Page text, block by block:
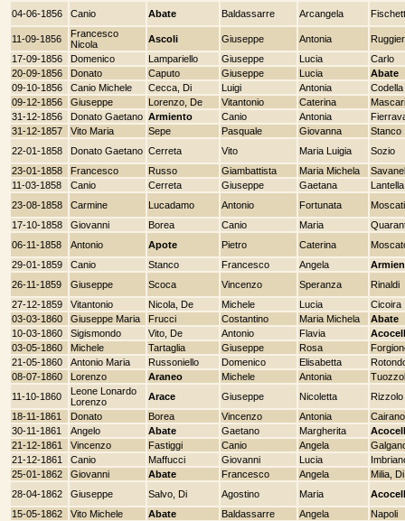
04-06-1856 Canio Abate Baldassarre Arcangela
11-09-1856
Francesco
Nicola
Ascoli Giuseppe Antonia
17-09-1856
Domenico Lampariello Giuseppe Lucia
Carlo
20-09-1856
Donato Caputo Giuseppe Lucia
Abate
09-10-1856
Canio Michele Cecca, Di Luigi Antonia
Codella
09-12-1856
Giuseppe Lorenzo, De Vitantonio Caterina
31-12-1856
Donato Gaetano Armiento Canio Antonia
31-12-1857
Vito Maria Sepe Pasquale Giovanna
Stanco
22-01-1858
Donato Gaetano Cerreta Vito Maria Luigia
Sozio
23-01-1858
Francesco Russo Giambattista Maria Michela
11-03-1858
Canio Cerreta Giuseppe Gaetana
Lantella
23-08-1858
Carmine Lucadamo Antonio Fortunata
17-10-1858
Giovanni Borea Canio Maria
06-11-1858
Antonio Apote Pietro Caterina
29-01-1859
Canio Stanco Francesco Angela
26-11-1859
Giuseppe Scoca Vincenzo Speranza
Rinaldi
27-12-1859
Vitantonio Nicola, De Michele Lucia
Cicoira
03-03-1860
Giuseppe Maria Frucci Costantino Maria Michela
Abate
10-03-1860
Sigismondo Vito, De Antonio Flavia
03-05-1860
Michele Tartaglia Giuseppe Rosa
21-05-1860
Antonio Maria Russoniello Domenico Elisabetta
08-07-1860
Lorenzo Araneo Michele Antonia
11-10-1860
Leone Lonardo
Lorenzo
Arace Giuseppe Nicoletta
Rizzolo
18-11-1861
Donato Borea Vincenzo Antonia
Cairano
30-11-1861
Angelo Abate Gaetano Margherita
21-12-1861
Vincenzo Fastiggi Canio Angela
21-12-1861
Canio Maffucci Giovanni Lucia
25-01-1862
Giovanni Abate Francesco Angela
Milia, Di
28-04-1862
Giuseppe Salvo, Di Agostino Maria
15-05-1862
Vito Michele Abate Baldassarre Angela
Napoli